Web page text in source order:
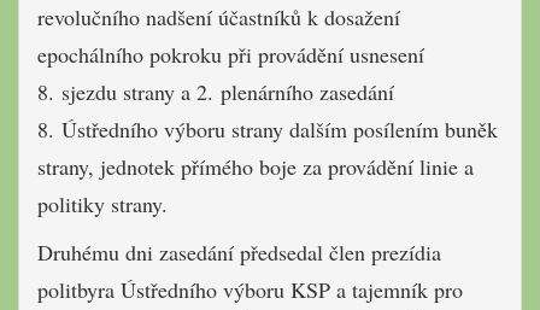
revolučního nadšení účastníků k dosažení
epochálního pokroku při provádění usnesení
8. sjezdu strany a 2. plenárního zasedání
8. Ústředního výboru strany dalším posílením buněk
strany, jednotek přímého boje za provádění linie a
politiky strany.
Druhému dni zasedání předsedal člen prezídia
politbyra Ústředního výboru KSP a tajemník pro